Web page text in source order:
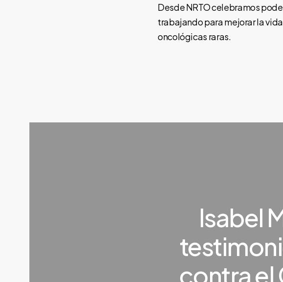
Desde NRTO celebramos
trabajando para mejorar la
oncológicas raras.
Isabel
contra el